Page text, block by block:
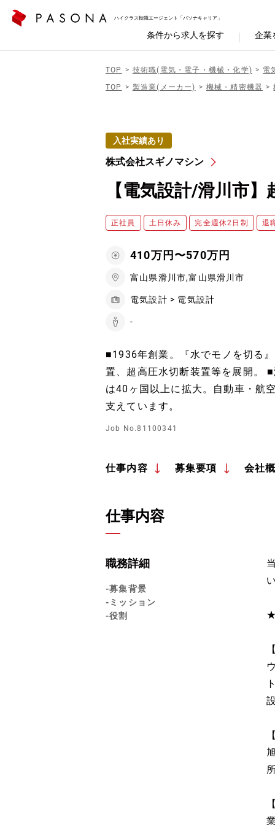
ハイクラス転職エージェント「パソナキャリア」
条件から求人を探す 企業
TOP 技術職(電気・電子・機械・化学)
電
TOP
製造業(メーカー) 機械・精密機器
入社実績あり
株式会社スギノマシン
【電気設計/滑川市
正社員 土日休み 完全週休2日制 退
410万円〜570万円
富山県滑川市,富山県滑川市
電気設計 > 電気設計
-
■1936年創業。『水でモノを切る
置、超高圧水切断装置等を展開。
は40ヶ国以上に拡大。自動車・航
支えています。
Job No.81100341
仕事内容 募集要項 会社
仕事内容
職務詳細
-募集背景
-ミッション
-役割
★